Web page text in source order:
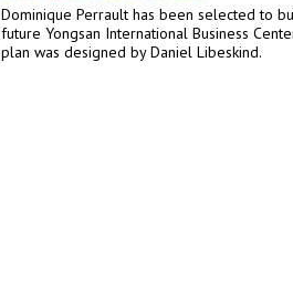
Dominique Perrault has been selected to
future Yongsan International Business
plan was designed by Daniel Libeskind.